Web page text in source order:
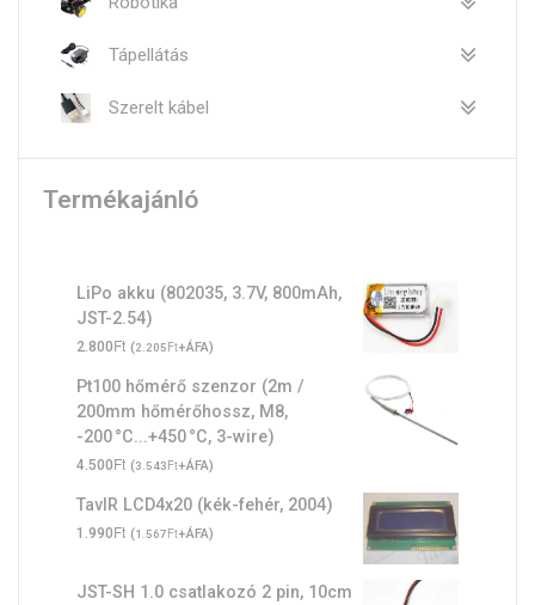
Tápellátás
Szerelt kábel
Termékajánló
LiPo akku (802035, 3.7V, 800mAh,
JST-2.54)
2.800Ft (2.205Ft+ÁFA)
Pt100 hőmérő szenzor (2m /
200mm hőmérőhossz, M8,
-200 °C...+450 °C, 3-wire)
4.500Ft (3.543Ft+ÁFA)
TavIR LCD4x20 (kék-fehér, 2004)
1.990Ft (1.567Ft+ÁFA)
JST-SH 1.0 csatlakozó 2 pin, 10cm